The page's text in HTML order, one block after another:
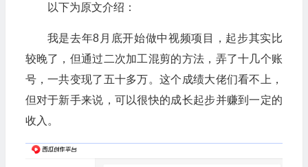
以下为原文介绍：
我是去年8月底开始做中视频项目，起步其实比
较晚了，但通过二次加工混剪的方法，弄了十几个账
号，一共变现了五十多万。这个成绩大佬们看不上，
但对于新手来说，可以很快的成长起步并赚到一定的
收入。